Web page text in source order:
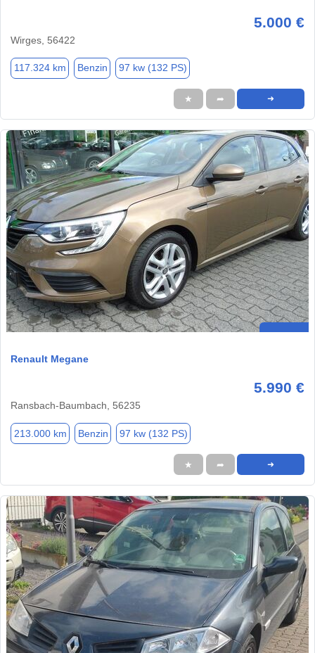
5.000 €
Wirges, 56422
117.324 km Benzin 97 kw (132 PS)
★ ➦ ➜
Renault Megane
5.990 €
Ransbach-Baumbach, 56235
213.000 km Benzin 97 kw (132 PS)
★ ➦ ➜